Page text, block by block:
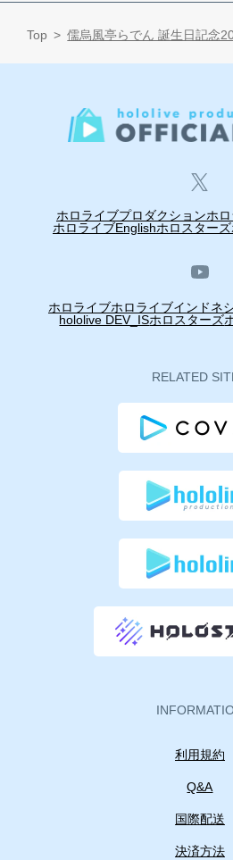
Top 儒烏風亭らでん 誕生日記念
ホロライブプロダクションホ
ホロライブEnglishホロスターズ
ホロライブホロライブインドネ
hololive DEV_ISホロスターズ
RELATED
利用規約
Q&A
国際配送
決済方法